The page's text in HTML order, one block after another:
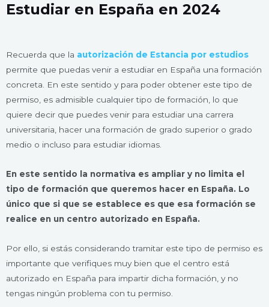
Estudiar en España en 2024
Recuerda que la autorización de Estancia por estudios
permite que puedas venir a estudiar en España una formación
concreta. En este sentido y para poder obtener este tipo de
permiso, es admisible cualquier tipo de formación, lo que
quiere decir que puedes venir para estudiar una carrera
universitaria, hacer una formación de grado superior o grado
medio o incluso para estudiar idiomas.
En este sentido la normativa es ampliar y no limita el
tipo de formación que queremos hacer en España. Lo
único que si que se establece es que esa formación se
realice en un centro autorizado en España.
Por ello, si estás considerando tramitar este tipo de permiso es
importante que verifiques muy bien que el centro está
autorizado en España para impartir dicha formación, y no
tengas ningún problema con tu permiso.